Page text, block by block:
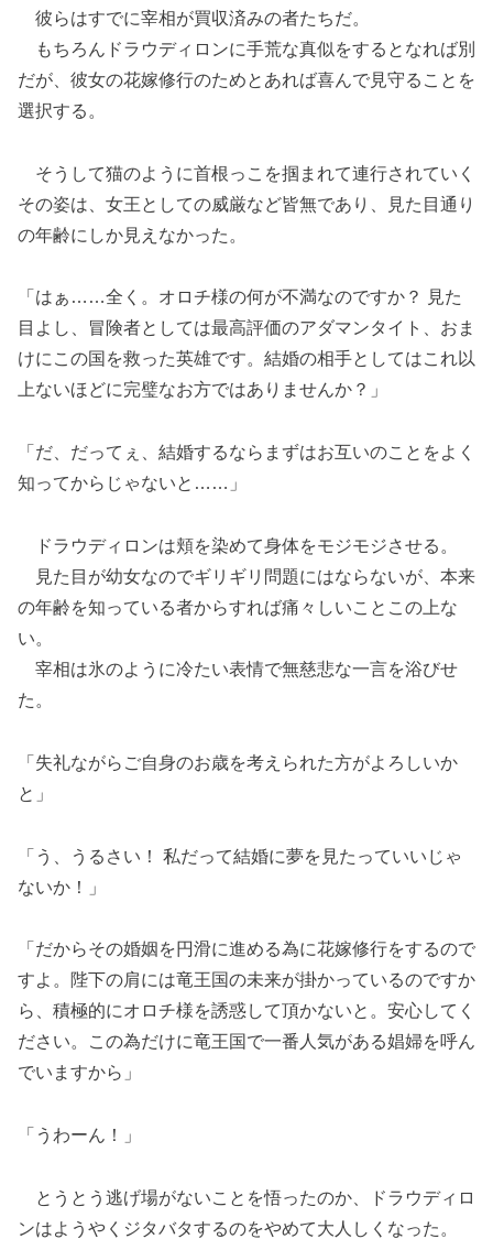
彼らはすでに宰相が買収済みの者たちだ。
もちろんドラウディロンに手荒な真似をするとなれば別
だが、彼女の花嫁修行のためとあれば喜んで見守ることを
選択する。
そうして猫のように首根っこを掴まれて連行されていく
その姿は、女王としての威厳など皆無であり、見た目通り
の年齢にしか見えなかった。
「はぁ……全く。オロチ様の何が不満なのですか？ 見た
目よし、冒険者としては最高評価のアダマンタイト、おま
けにこの国を救った英雄です。結婚の相手としてはこれ以
上ないほどに完璧なお方ではありませんか？」
「だ、だってぇ、結婚するならまずはお互いのことをよく
知ってからじゃないと……」
ドラウディロンは頬を染めて身体をモジモジさせる。
見た目が幼女なのでギリギリ問題にはならないが、本来
の年齢を知っている者からすれば痛々しいことこの上な
い。
宰相は氷のように冷たい表情で無慈悲な一言を浴びせ
た。
「失礼ながらご自身のお歳を考えられた方がよろしいか
と」
「う、うるさい！ 私だって結婚に夢を見たっていいじゃ
ないか！」
「だからその婚姻を円滑に進める為に花嫁修行をするので
すよ。陛下の肩には竜王国の未来が掛かっているのですか
ら、積極的にオロチ様を誘惑して頂かないと。安心してく
ださい。この為だけに竜王国で一番人気がある娼婦を呼ん
でいますから」
「うわーん！」
とうとう逃げ場がないことを悟ったのか、ドラウディロ
ンはようやくジタバタするのをやめて大人しくなった。